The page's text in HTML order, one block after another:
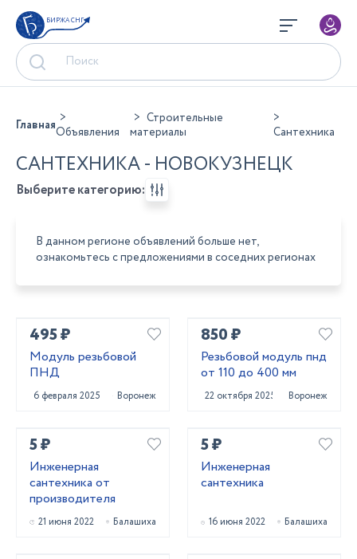
БИРЖА СНГ
ГлавнаяОбъявления
Строительные
материалы
Сантехника
САНТЕХНИКА - НОВОКУЗНЕЦК
Выберите категорию:
В данном регионе объявлений больше нет,
ознакомьтесь с предложениями в соседних регионах
495 ₽
Модуль резьбовой
ПНД
6 февраля 2025 Воронеж
850 ₽
Резьбовой модуль пнд
от 110 до 400 мм
22 октября 2025 Воронеж
5 ₽
Инженерная
сантехника от
производителя
21 июня 2022 Балашиха
5 ₽
Инженерная
сантехника
16 июня 2022 Балашиха